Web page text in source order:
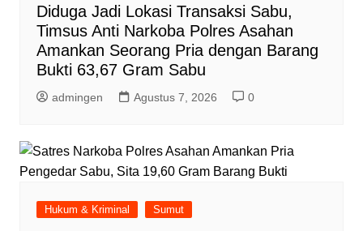
Diduga Jadi Lokasi Transaksi Sabu,
Timsus Anti Narkoba Polres Asahan
Amankan Seorang Pria dengan Barang
Bukti 63,67 Gram Sabu
admingen Agustus 7, 2026 0
Hukum & Kriminal Sumut